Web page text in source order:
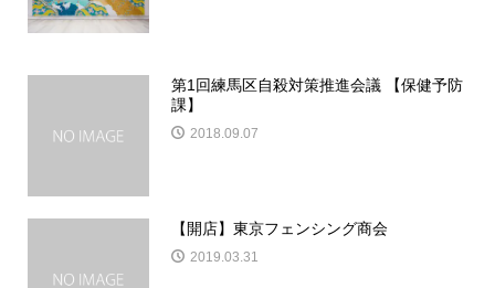
第1回練馬区自殺対策推進会議 【保健予防
課】
2018.09.07
【開店】東京フェンシング商会
2019.03.31